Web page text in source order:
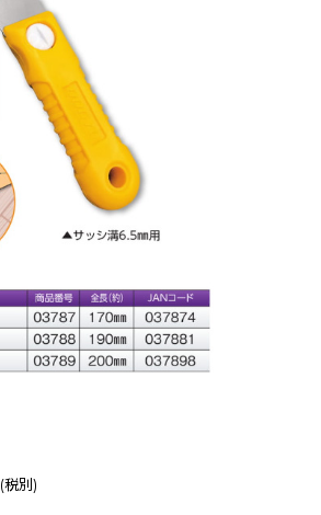
(税別)